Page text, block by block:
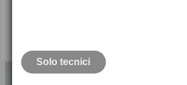
Solo tecnici